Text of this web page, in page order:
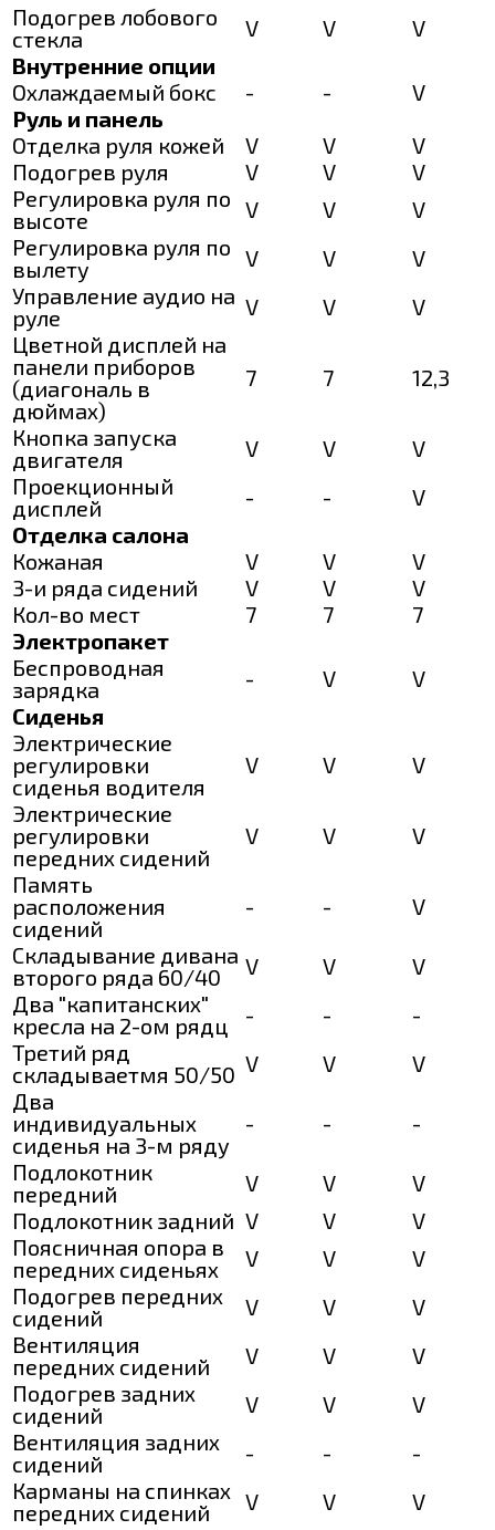
Подогрев лобового
стекла
V V
V
Внутренние опции
Охлаждаемый бокс
- -
V
Руль и панель
Отделка руля кожей
V V
V
Подогрев руля
V V
V
Регулировка руля по
высоте
V V
V
Регулировка руля по
вылету
V V
V
Управление аудио на
руле
V V
V
Цветной дисплей на
панели приборов
(диагональ в
дюймах)
7 7 12,3
Кнопка запуска
двигателя
V V
V
Проекционный
дисплей
- -
V
Отделка салона
Кожаная
V V
V
3-и ряда сидений
V V
V
Кол-во мест
7 7
7
Электропакет
Беспроводная
зарядка
- V
V
Сиденья
Электрические
регулировки
сиденья водителя
V V
V
Электрические
регулировки
передних сидений
V V
V
Память
расположения
сидений
- -
V
Складывание дивана
второго ряда 60/40
V V
V
Два "капитанских"
кресла на 2-ом рядц
- -
-
Третий ряд
складываетмя 50/50 V V
V
Два
индивидуальных
сиденья на 3-м ряду
- -
-
Подлокотник
передний
V V
V
Подлокотник задний V V
V
Поясничная опора в
передних сиденьях
V V
V
Подогрев передних
сидений
V V
V
Вентиляция
передних сидений
V V
V
Подогрев задних
сидений
V V
V
Вентиляция задних
сидений
- -
-
Карманы на спинках
передних сидений
V V
V